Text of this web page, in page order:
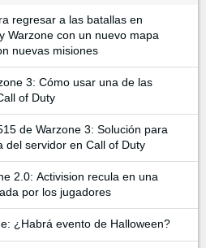
regresar a las batallas en
Warzone con un nuevo mapa
nuevas misiones
3: Cómo usar una de las
of Duty
de Warzone 3: Solución para
del servidor en Call of Duty
2.0: Activision recula en una
por los jugadores
¿Habrá evento de Halloween?